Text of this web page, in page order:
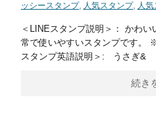
ッシースタンプ, 人気スタンプ, 人
＜LINEスタンプ説明＞： かわ
常で使いやすいスタンプです。
スタンプ英語説明＞: うさぎ&
続き